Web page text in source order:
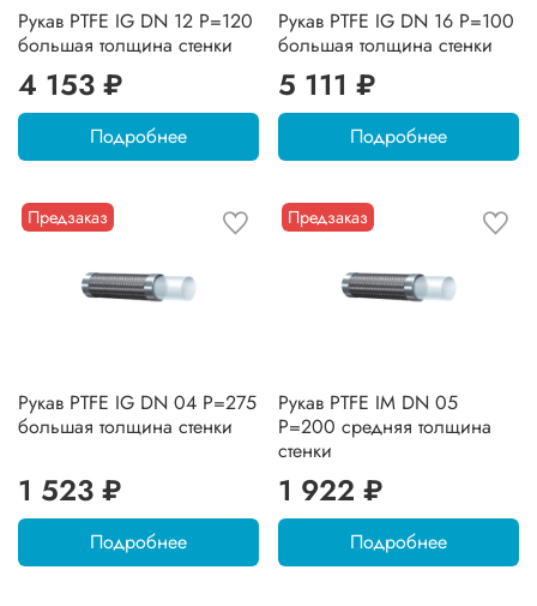
Рукав PTFE IG DN 12 P=120
большая толщина стенки
4 153 ₽
Подробнее
Рукав PTFE IG DN 16 P=100
большая толщина стенки
5 111 ₽
Подробнее
Предзаказ
Рукав PTFE IG DN 04 P=275
большая толщина стенки
1 523 ₽
Подробнее
Предзаказ
Рукав PTFE IM DN 05
P=200 средняя толщина
стенки
1 922 ₽
Подробнее